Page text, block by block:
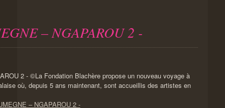
– NGAPAROU 2 -
La Fondation Blachère propose un nouveau voyage à
où, depuis 5 ans maintenant, sont accueillis des artistes en
– NGAPAROU 2 -